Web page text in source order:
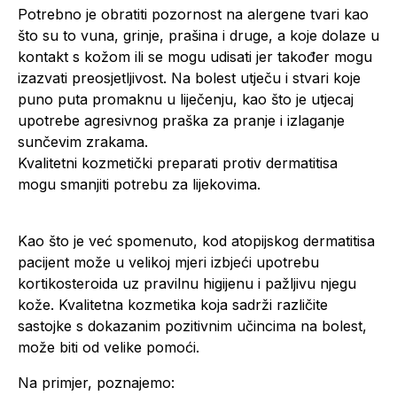
Potrebno je obratiti pozornost na alergene tvari kao
što su to vuna, grinje, prašina i druge, a koje dolaze u
kontakt s kožom ili se mogu udisati jer također mogu
izazvati preosjetljivost. Na bolest utječu i stvari koje
puno puta promaknu u liječenju, kao što je utjecaj
upotrebe agresivnog praška za pranje i izlaganje
sunčevim zrakama.
Kvalitetni kozmetički preparati protiv dermatitisa
mogu smanjiti potrebu za lijekovima.
Kao što je već spomenuto, kod atopijskog dermatitisa
pacijent može u velikoj mjeri izbjeći upotrebu
kortikosteroida uz pravilnu higijenu i pažljivu njegu
kože. Kvalitetna kozmetika koja sadrži različite
sastojke s dokazanim pozitivnim učincima na bolest,
može biti od velike pomoći.
Na primjer, poznajemo: